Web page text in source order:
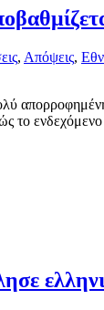
, Απόψεις,
απορροφημένη
το